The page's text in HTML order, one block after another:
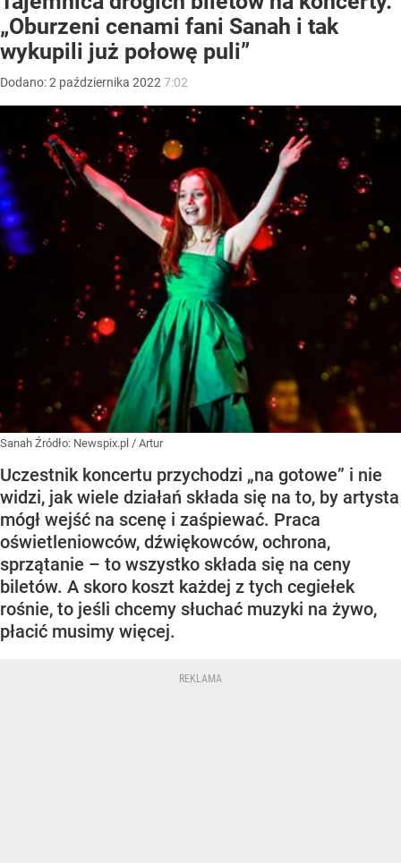
„Oburzeni cenami fani Sanah i tak
wykupili już połowę puli”
Dodano:2 października 2022 7:02
Sanah Źródło: Newspix.pl / Artur
Uczestnik koncertu przychodzi „na gotowe” i nie
widzi, jak wiele działań składa się na to, by artysta
mógł wejść na scenę i zaśpiewać. Praca
oświetleniowców, dźwiękowców, ochrona,
sprzątanie – to wszystko składa się na ceny
biletów. A skoro koszt każdej z tych cegiełek
rośnie, to jeśli chcemy słuchać muzyki na żywo,
płacić musimy więcej.